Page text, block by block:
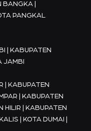
|
PANGKAL
| KABUPATEN
JAMBI
| KABUPATEN
| KABUPATEN
HILIR | KABUPATEN
| KOTA DUMAI |